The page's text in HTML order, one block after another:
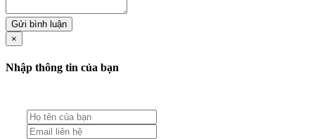
Gửi bình luận
×
Nhập thông tin của bạn